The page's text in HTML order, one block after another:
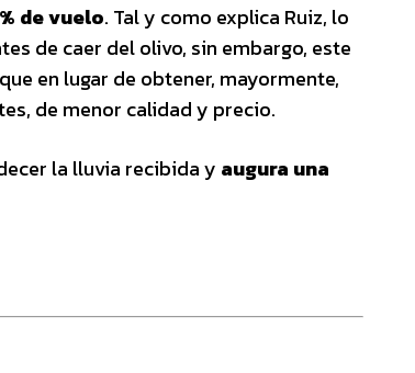
de vuelo. Tal y como explica Ruiz, lo
de caer del olivo, sin embargo, este
en lugar de obtener, mayormente,
de menor calidad y precio.
la lluvia recibida y augura una